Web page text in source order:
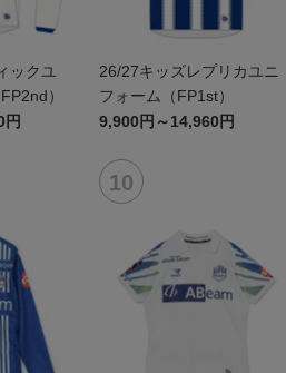
ックユ
）
円
26/27キッズレプリカユニ
フォーム（FP1st）
9,900円～14,960円